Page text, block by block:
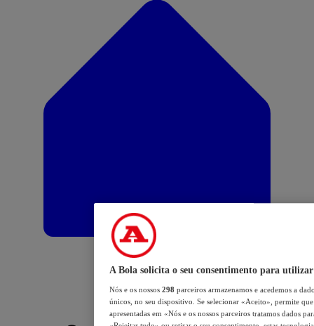
A Bola solicita o seu consentimento para utilizar
Nós e os nossos 298 parceiros armazenamos e acedemos a
únicos, no seu dispositivo. Se selecionar «Aceito», permite
apresentadas em «Nós e os nossos parceiros tratamos dados